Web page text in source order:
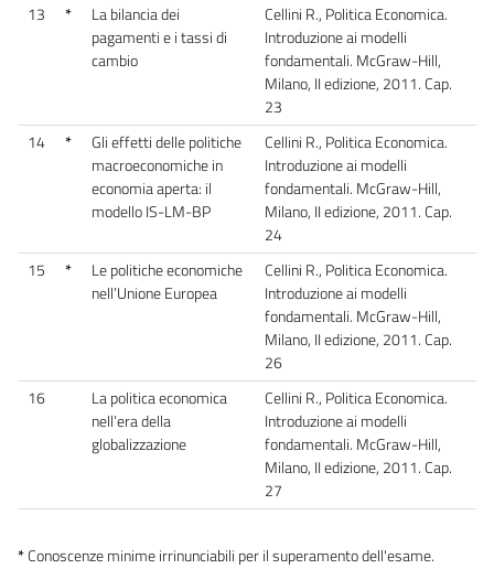
13
*
La bilancia dei
pagamenti e i tassi di
cambio
Cellini R., Politica Economica.
Introduzione ai modelli
fondamentali. McGraw-Hill,
Milano, II edizione, 2011. Cap.
23
14
*
Gli effetti delle politiche
macroeconomiche in
economia aperta: il
modello IS-LM-BP
Cellini R., Politica Economica.
Introduzione ai modelli
fondamentali. McGraw-Hill,
Milano, II edizione, 2011. Cap.
24
15
*
Le politiche economiche
nell’Unione Europea
Cellini R., Politica Economica.
Introduzione ai modelli
fondamentali. McGraw-Hill,
Milano, II edizione, 2011. Cap.
26
16
La politica economica
nell’era della
globalizzazione
Cellini R., Politica Economica.
Introduzione ai modelli
fondamentali. McGraw-Hill,
Milano, II edizione, 2011. Cap.
27
*Conoscenze minime irrinunciabili per il superamento dell'esame.